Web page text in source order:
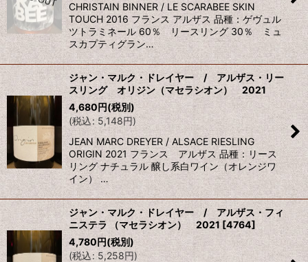
CHRISTAIN BINNER / LE SCARABEE SKIN
TOUCH 2016 フランス アルザス 品種：ゲヴュル
ツトラミネール 60％ リースリング 30％ ミュ
スカプティグラン…
ジャン・マルク・ドレイヤー / アルザス・リー
スリング オリジン（マセラシオン） 2021
4,680円(税別)
(税込: 5,148円)
JEAN MARC DREYER / ALSACE RIESLING
ORIGIN 2021 フランス アルザス 品種：リース
リング ナチュラル 醸し系白ワイン（オレンジワ
イン） …
ジャン・マルク・ドレイヤー / アルザス・フィ
ニステラ （マセラシオン） 2021 [4764]
4,780円(税別)
(税込: 5,258円)